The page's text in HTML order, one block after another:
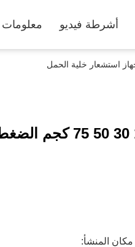
أشرطة فيديو معلومات
10 30 50 75
مكان المنشأ: